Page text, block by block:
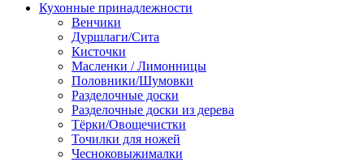
Кухонные принадлежности
Венчики
Дуршлаги/Сита
Кисточки
Масленки / Лимонницы
Половники/Шумовки
Разделочные доски
Разделочные доски из дерева
Тёрки/Овощечистки
Точилки для ножей
Чесноковыжималки